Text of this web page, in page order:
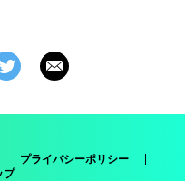
プライバシーポリシー
プ